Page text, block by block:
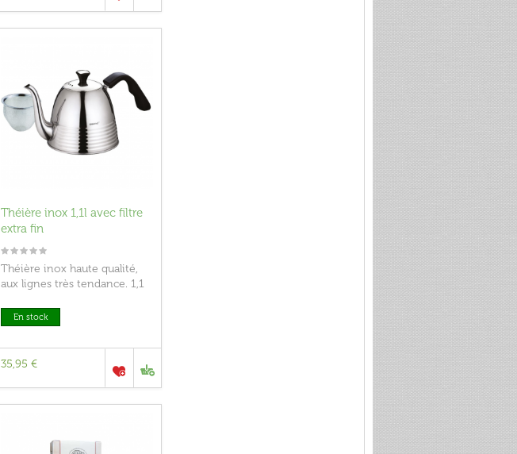
Théière inox 1,1l avec filtre
extra fin
Théière inox haute qualité,
aux lignes très tendance. 1,1
En stock
35,95 €